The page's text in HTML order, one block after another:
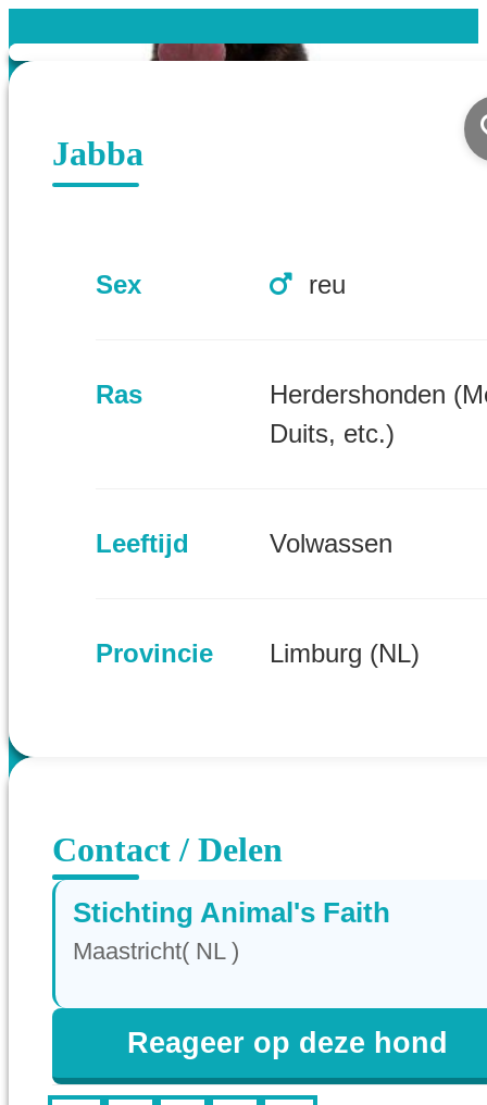
Jabba
Sex reu
Ras
Herdershonden
Duits, etc.)
Leeftijd Volwassen
Provincie Limburg (NL)
Contact / Delen
Stichting Animal's Faith
Maastricht( NL )
Reageer op deze hond